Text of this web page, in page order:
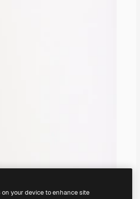
your device to enhance site